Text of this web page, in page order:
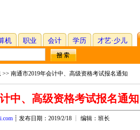
机 职业 会计 学历 才艺·少儿
>> 南通市2019年会计中、高级资格考试报名通知
中、高级资格考试报名通知
┊ 发布日期：2019/2/18 ┊ 编辑：班长